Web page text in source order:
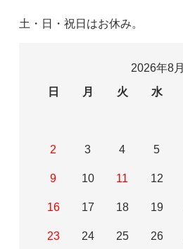
土・日・祝日はお休み。
2026年8月
日
月 火 水
2 3 4 5
9 10 11 12
16 17 18 19
23 24 25 26